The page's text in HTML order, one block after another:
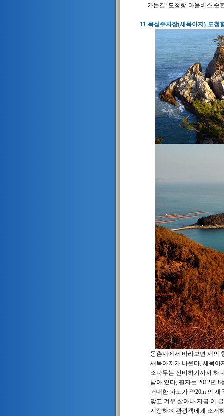
가는길: 도청항-마을버스,순
11-목섬주차장(새목아지)-도
동촌재에서 바라보면 새의
새목아지가 나온다, 새목아
소나무는 신비하기까지 하다
남아 있다, 필자는 2012년
거대한 파도가 약20m 의 새
맞고 겨우 살아나 지금 이 글
지정하여 관광객에게 소개